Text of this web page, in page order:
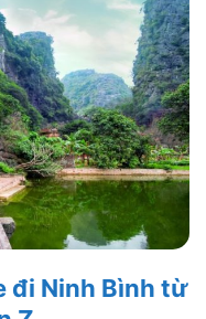
đi Ninh Bình từ